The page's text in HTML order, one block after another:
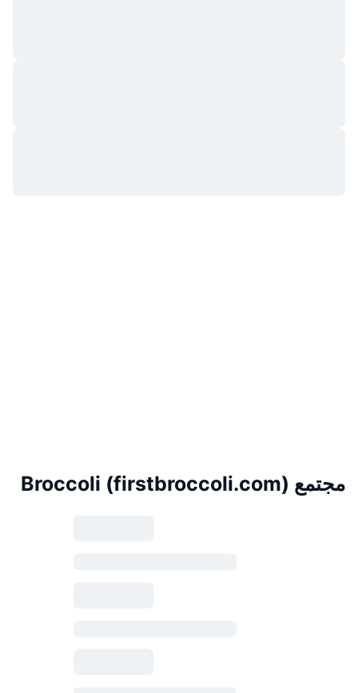
مجتمع Broccoli (firstbroccoli.com)